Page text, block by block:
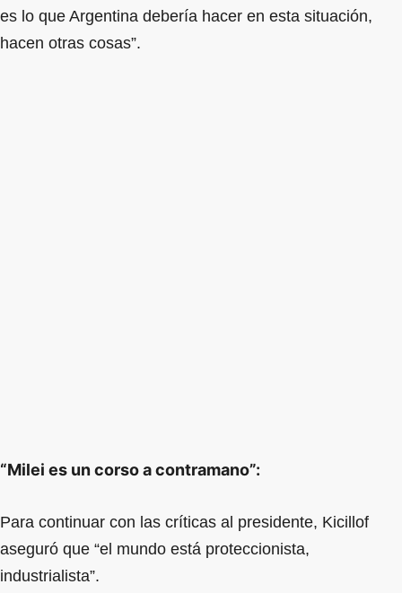
es lo que Argentina debería hacer en esta situación,
hacen otras cosas”.
“Milei es un corso a contramano”:
Para continuar con las críticas al presidente, Kicillof
aseguró que “el mundo está proteccionista,
industrialista”.